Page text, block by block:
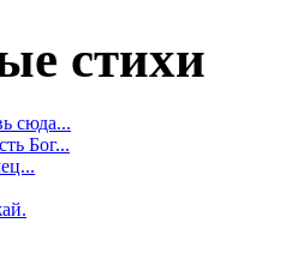
стихи
сюда...
Бог...